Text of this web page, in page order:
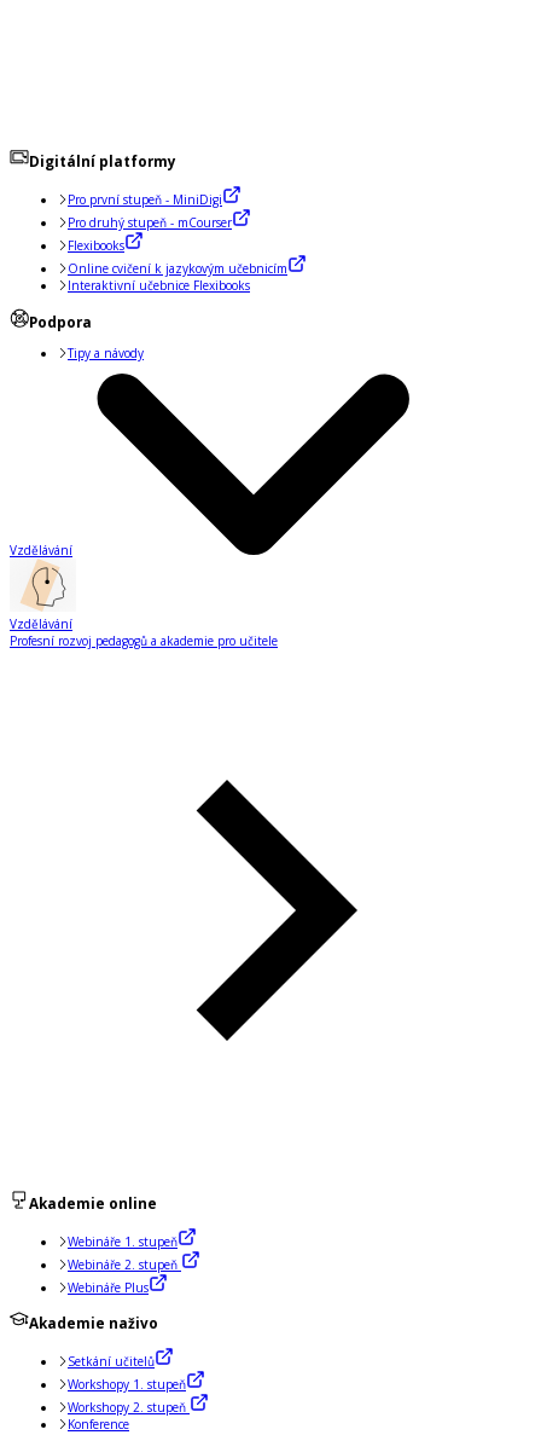
Digitální platformy
Pro první stupeň - MiniDigi
Pro druhý stupeň - mCourser
Flexibooks
Online cvičení k jazykovým učebnicím
Interaktivní učebnice Flexibooks
Podpora
Tipy a návody
Vzdělávání
Vzdělávání
Profesní rozvoj pedagogů a akademie pro učitele
Akademie online
Webináře 1. stupeň
Webináře 2. stupeň
Webináře Plus
Akademie naživo
Setkání učitelů
Workshopy 1. stupeň
Workshopy 2. stupeň
Konference